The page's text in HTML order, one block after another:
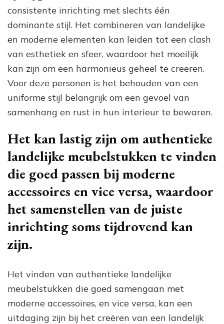
consistente inrichting met slechts één
dominante stijl. Het combineren van landelijke
en moderne elementen kan leiden tot een clash
van esthetiek en sfeer, waardoor het moeilijk
kan zijn om een harmonieus geheel te creëren.
Voor deze personen is het behouden van een
uniforme stijl belangrijk om een gevoel van
samenhang en rust in hun interieur te bewaren.
Het kan lastig zijn om authentieke
landelijke meubelstukken te vinden
die goed passen bij moderne
accessoires en vice versa, waardoor
het samenstellen van de juiste
inrichting soms tijdrovend kan
zijn.
Het vinden van authentieke landelijke
meubelstukken die goed samengaan met
moderne accessoires, en vice versa, kan een
uitdaging zijn bij het creëren van een landelijk